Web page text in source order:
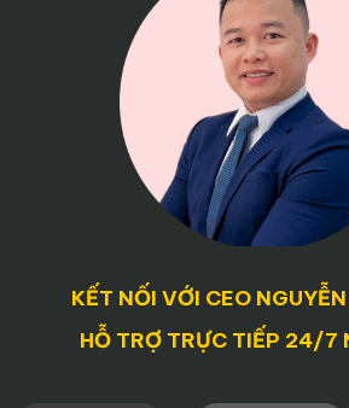
KẾT NỐI VỚI CEO
HỖ TRỢ TRỰC TIẾP 24/7